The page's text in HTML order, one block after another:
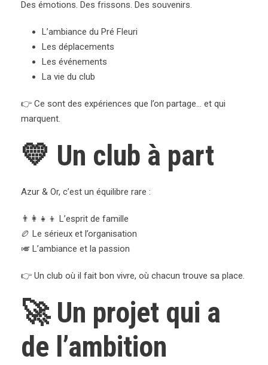
Des émotions. Des frissons. Des souvenirs.
L’ambiance du Pré Fleuri
Les déplacements
Les événements
La vie du club
👉 Ce sont des expériences que l’on partage… et qui
marquent.
💛 Un club à part
Azur & Or, c’est un équilibre rare :
👨‍👩‍👧‍👦 L’esprit de famille
🏉 Le sérieux et l’organisation
🎺 L’ambiance et la passion
👉 Un club où il fait bon vivre, où chacun trouve sa place.
🚀 Un projet qui a
de l’ambition